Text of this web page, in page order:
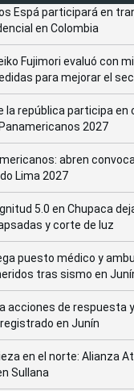
Espá participará en
en Colombia
Fujimori evaluó con
para mejorar el
la república participa en
2027
abren
Lima 2027
5.0 en Chupaca
y corte de luz
puesto médico y
tras sismo en
acciones de respuesta
en Junín
en el norte: Alianza
Sullana